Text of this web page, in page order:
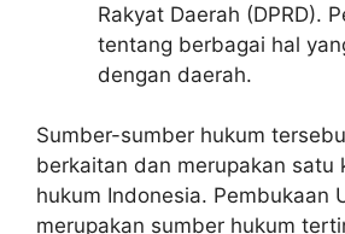
Rakyat Daerah (DPRD).
tentang berbagai hal
dengan daerah.
Sumber-sumber hukum
berkaitan dan merupakan satu
hukum Indonesia. Pembukaan
merupakan sumber hukum